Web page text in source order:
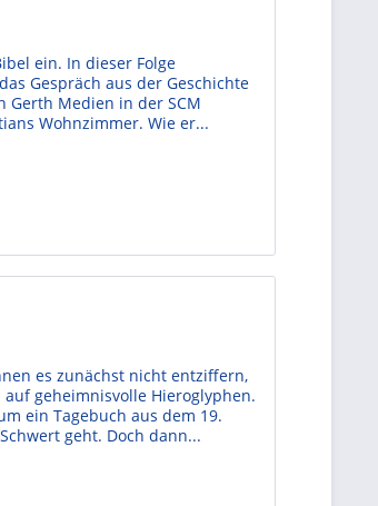
ein. In dieser Folge
Gespräch aus der Geschichte
Gerth Medien in der SCM
Wohnzimmer. Wie er...
es zunächst nicht entziffern,
geheimnisvolle Hieroglyphen.
ein Tagebuch aus dem 19.
geht. Doch dann...